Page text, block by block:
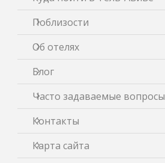
Поблизости
Об отелях
Блог
Часто задаваемые вопросы
Контакты
Карта сайта